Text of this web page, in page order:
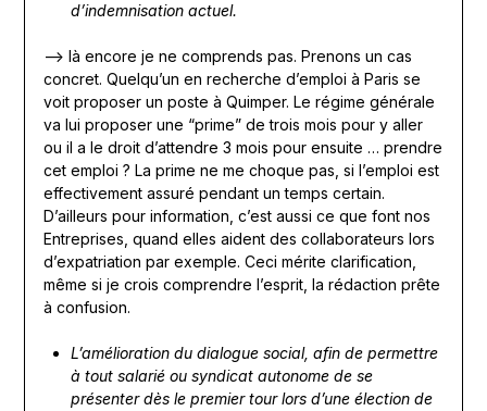
d’indemnisation actuel.
—> là encore je ne comprends pas. Prenons un cas
concret. Quelqu’un en recherche d’emploi à Paris se
voit proposer un poste à Quimper. Le régime générale
va lui proposer une “prime” de trois mois pour y aller
ou il a le droit d’attendre 3 mois pour ensuite … prendre
cet emploi ? La prime ne me choque pas, si l’emploi est
effectivement assuré pendant un temps certain.
D’ailleurs pour information, c’est aussi ce que font nos
Entreprises, quand elles aident des collaborateurs lors
d’expatriation par exemple. Ceci mérite clarification,
même si je crois comprendre l’esprit, la rédaction prête
à confusion.
L’amélioration du dialogue social, afin de permettre
à tout salarié ou syndicat autonome de se
présenter dès le premier tour lors d’une élection de